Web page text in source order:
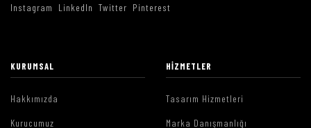
Instagram LinkedIn Twitter Pinterest
KURUMSAL
Hakkımızda
Kurucumuz
HIZMETLER
Tasarım Hizmetleri
Marka Danışmanlığı